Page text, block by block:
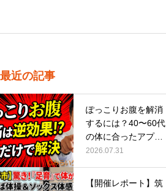
最近の記事
ぽっこりお腹を解消
するには？40〜60代
の体に合ったアプロ
ーチ
2026.07.31
【開催レポート】筑